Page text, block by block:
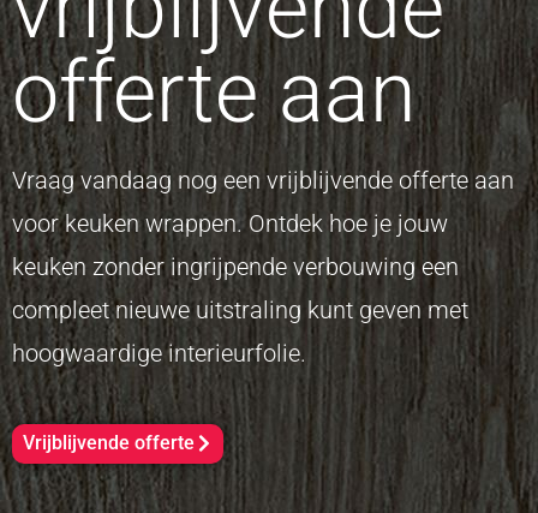
offerte aan
Vraag vandaag nog een vrijblijvende offerte aan
voor keuken wrappen. Ontdek hoe je jouw
keuken zonder ingrijpende verbouwing een
compleet nieuwe uitstraling kunt geven met
hoogwaardige interieurfolie.
Vrijblijvende offerte